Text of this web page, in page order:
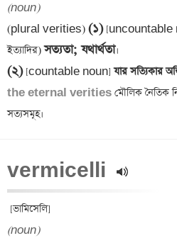
(noun)
(plural verities) (১) [uncountable
ইত্যাদির) সত্যতা; যথার্থতা
(২) [countable noun] যার সত্যিকার
the eternal verities মৌলিক নৈতিক
vermicelli
(noun)